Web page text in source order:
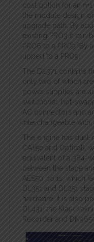
cost option for an
the module design
upgrade path. By
existing PRO3 it can
PRO6 to a PRO9. By
upped to a PRO9.
The DL371 contains
only two of which
power supplies are
switchover, hot-
AC connectors and
interchangeable
The engine has
CAT5e and Optical),
equivalent of a 384-
between the stage
AES50 ports, which
DL351 and DL251
hardware. It is also
DL431, the Klark
Recorder and